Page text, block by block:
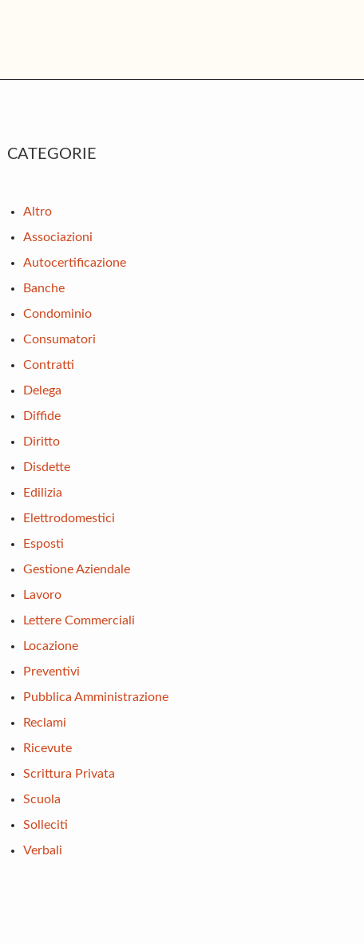
Primary
CATEGORIE
Altro
Associazioni
Autocertificazione
Banche
Condominio
Consumatori
Contratti
Delega
Diffide
Diritto
Disdette
Edilizia
Elettrodomestici
Esposti
Gestione Aziendale
Lavoro
Lettere Commerciali
Locazione
Preventivi
Pubblica Amministrazione
Reclami
Ricevute
Scrittura Privata
Scuola
Solleciti
Verbali